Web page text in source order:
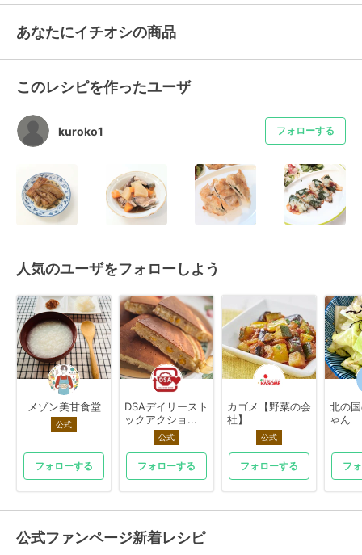
あなたにイチオシの商品
このレシピを作ったユーザ
kuroko1 フォローする
人気のユーザをフォローしよう
メゾン美甘食堂
公式
フォローする
DSAデイリースト
ックアクショ...
公式
フォローする
カゴメ【野菜の会
社】
公式
フォローする
北の
ゃん
フ
公式ファンページ新着レシピ